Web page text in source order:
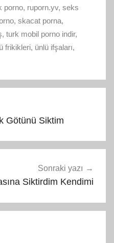
porno, ruporn.yv, seks
, skacat porna,
, turk mobil porno indir,
frikikleri, ünlü ifşaları,
Götünü Siktim
Sonraki yazı
Siktirdim Kendimi